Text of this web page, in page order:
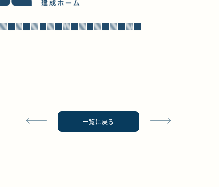
▓█▓█▓█▓█▓█▓█▓█▓█▓█
一覧に戻る